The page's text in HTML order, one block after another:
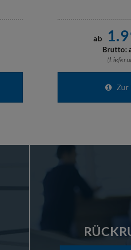
ab
Brutto: